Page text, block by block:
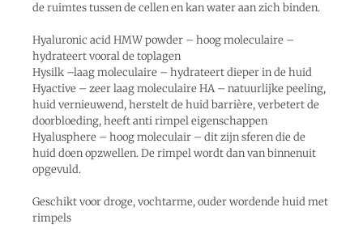
de ruimtes tussen de cellen en kan water aan zich binden.
Hyaluronic acid HMW powder – hoog moleculaire –
hydrateert vooral de toplagen
Hysilk –laag moleculaire – hydrateert dieper in de huid
Hyactive – zeer laag moleculaire HA – natuurlijke peeling,
huid vernieuwend, herstelt de huid barrière, verbetert de
doorbloeding, heeft anti rimpel eigenschappen
Hyalusphere – hoog moleculair – dit zijn sferen die de
huid doen opzwellen. De rimpel wordt dan van binnenuit
opgevuld.
Geschikt voor droge, vochtarme, ouder wordende huid met
rimpels